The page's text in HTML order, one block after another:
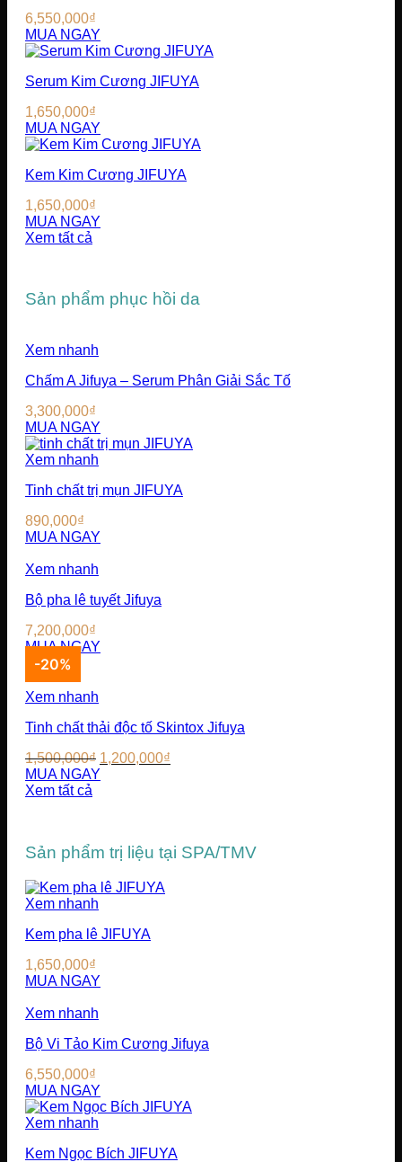
6,550,000₫
MUA NGAY
Serum Kim Cương JIFUYA
1,650,000₫
MUA NGAY
Kem Kim Cương JIFUYA
1,650,000₫
MUA NGAY
Xem tất cả
Sản phẩm phục hồi da
Xem nhanh
Chấm A Jifuya – Serum Phân Giải Sắc Tố
3,300,000₫
MUA NGAY
Xem nhanh
Tinh chất trị mụn JIFUYA
890,000₫
MUA NGAY
Xem nhanh
Bộ pha lê tuyết Jifuya
7,200,000₫
MUA NGAY
-20%
Xem nhanh
Tinh chất thải độc tố Skintox Jifuya
1,500,000₫ Giá
gốc
1,200,000₫
MUA NGAY
Xem tất cả
Sản phẩm trị liệu tại SPA/TMV
Xem nhanh
Kem pha lê JIFUYA
1,650,000₫
MUA NGAY
Xem nhanh
Bộ Vi Tảo Kim Cương Jifuya
6,550,000₫
MUA NGAY
Xem nhanh
Kem Ngọc Bích JIFUYA